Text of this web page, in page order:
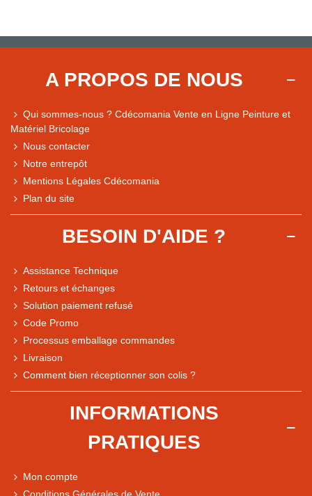
Comparaison des performances du magasin
Express, Chez vous, Point relais, Retrait magasin
A PROPOS DE NOUS
Qui sommes-nous ? Cdécomania Vente en Ligne Peinture et
Matériel Bricolage
Nous contacter
Notre entrepôt
Mentions Légales Cdécomania
Plan du site
BESOIN D'AIDE ?
Assistance Technique
Retours et échanges
Solution paiement refusé
Code Promo
Processus emballage commandes
Livraison
Comment bien réceptionner son colis ?
INFORMATIONS
PRATIQUES
Mon compte